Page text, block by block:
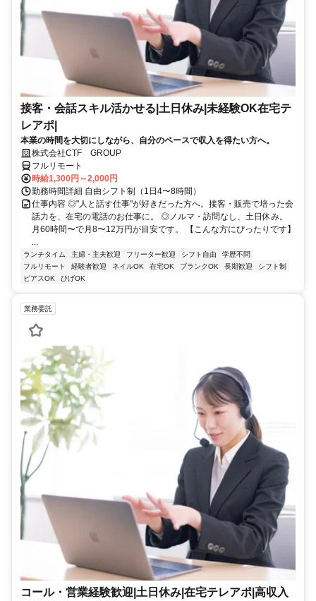
接客・会話スキル活かせる|土日休み|未経験OK在宅テ
レアポ|
本業の時間を大切にしながら、自分のペースで収入を得たい方へ。
株式会社CTF GROUP
フルリモート
時給1,300円～2,000円
勤務時間詳細 自由シフト制（1日4〜8時間）
仕事内容 ◎"人と話す仕事"が好きだった方へ。接客・販売で培った会
話力を、在宅の電話のお仕事に。 ◎ノルマ・訪問なし、土日休み。
月60時間〜で月8〜12万円が目安です。 【こんな方にぴったりです】
...
ランチタイム 主婦・主夫歓迎 フリーター歓迎 シフト自由
学歴不問
フルリモート
経験者歓迎 ネイルOK 在宅OK ブランクOK 長期歓迎
シフト制
ピアスOK
ひげOK
業務委託
コール・営業経験歓迎|土日休み|在宅テレアポ|高収入